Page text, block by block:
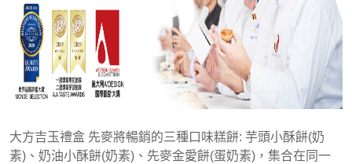
大方吉玉禮盒 先麥將暢銷的三種口味糕餅: 芋頭小酥餅(奶
素)、奶油小酥餅(奶素)、先麥金愛餅(蛋奶素)，集合在同一